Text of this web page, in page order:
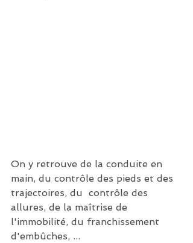
On y retrouve de la conduite en
main, du contrôle des pieds et des
trajectoires, du  contrôle des
allures, de la maîtrise de
l'immobilité, du franchissement
d'embûches, ...